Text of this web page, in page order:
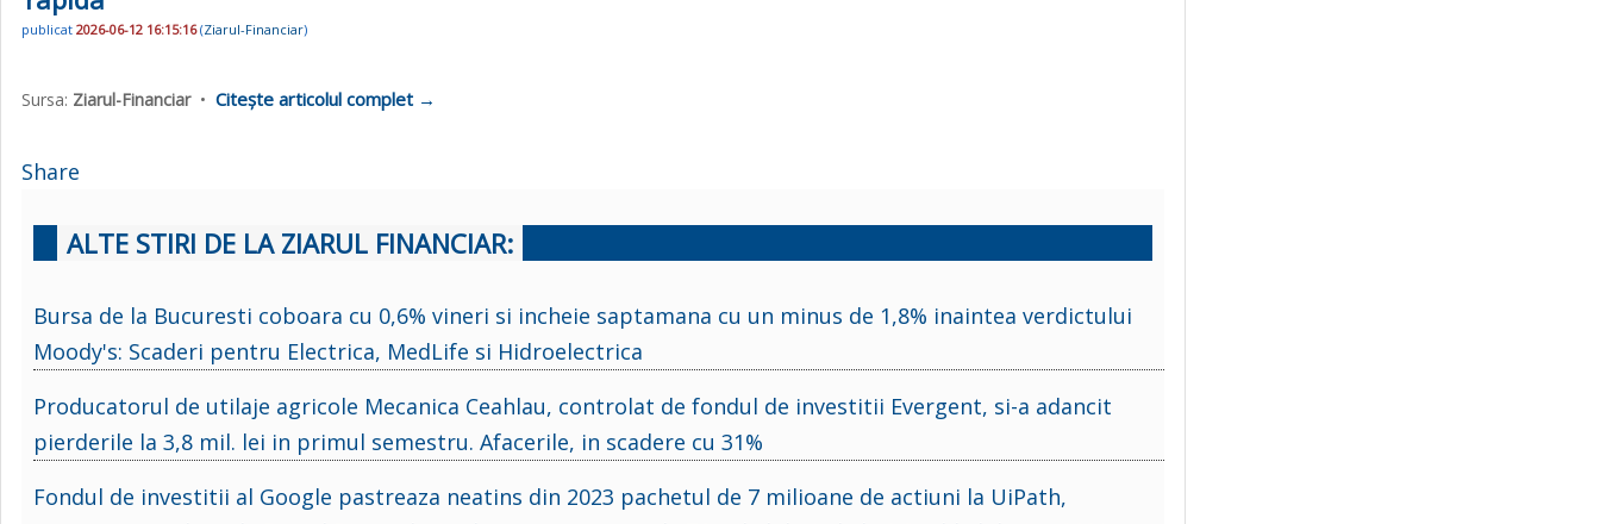
publicat 2026-06-12 16:15:16(Ziarul-Financiar)
Sursa: Ziarul-Financiar• Citește articolul complet →
Share
ALTE STIRI DE LA ZIARUL FINANCIAR:
Bursa de la Bucuresti coboara cu 0,6% vineri si incheie saptamana cu un minus de 1,8% inaintea verdictului
Moody's: Scaderi pentru Electrica, MedLife si Hidroelectrica
Producatorul de utilaje agricole Mecanica Ceahlau, controlat de fondul de investitii Evergent, si-a adancit
pierderile la 3,8 mil. lei in primul semestru. Afacerile, in scadere cu 31%
Fondul de investitii al Google pastreaza neatins din 2023 pachetul de 7 milioane de actiuni la UiPath,